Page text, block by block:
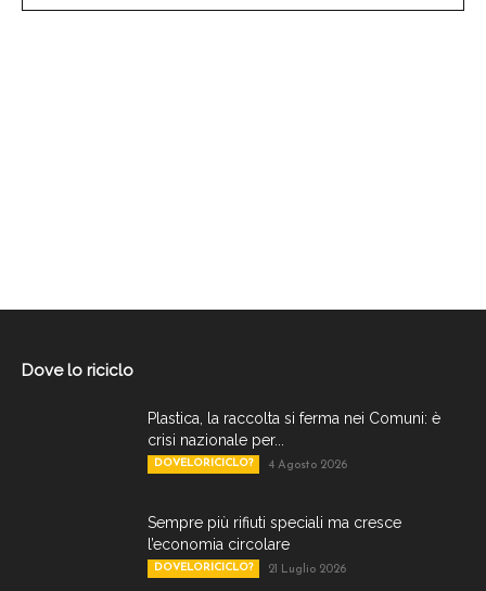
Dove lo riciclo
Plastica, la raccolta si ferma nei Comuni: è
crisi nazionale per...
DOVELORICICLO? 4 Agosto 2026
Sempre più rifiuti speciali ma cresce
l’economia circolare
DOVELORICICLO? 21 Luglio 2026